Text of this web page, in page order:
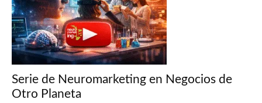
Serie de Neuromarketing en Negocios de
Otro Planeta